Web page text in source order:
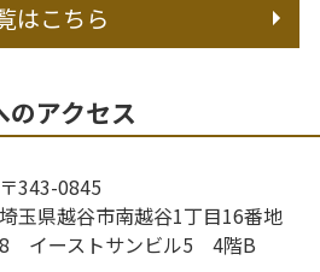
はこちら
アクセス
〒343-0845
埼玉県越谷市南越谷1丁目16番地
8 イーストサンビル5 4階B